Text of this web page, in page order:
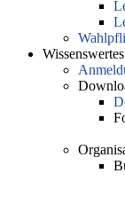
Wissenswertes